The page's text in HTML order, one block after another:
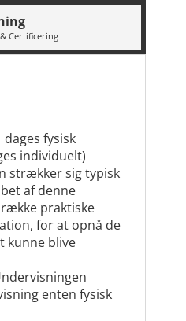
Certificering
dages fysisk
individuelt)
strækker sig typisk
af denne
praktiske
for at opnå de
kunne blive
enten fysisk